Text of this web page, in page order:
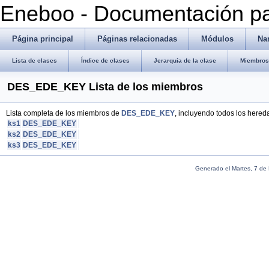
Eneboo - Documentación
Página principal Páginas relacionadas Módulos
Lista de clases Índice de clases Jerarquía de la clase
DES_EDE_KEY Lista de los miembros
Lista completa de los miembros de DES_EDE_KEY, incluyendo todos los
ks1 DES_EDE_KEY
ks2 DES_EDE_KEY
ks3 DES_EDE_KEY
Generado el Martes, 7